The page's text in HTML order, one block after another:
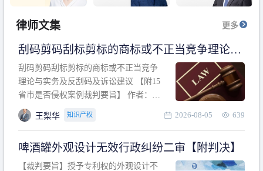
房产纠纷
律师文集 更多
刮码剪码刮标剪标的商标或不正当竞争理论与
实务及反刮码及诉讼建议 【附15省市是否侵权
案例裁判要旨】
刮码剪码刮标剪标的商标或不正当竞争
理论与实务及反刮码及诉讼建议 【附15
省市是否侵权案例裁判要旨】 作者：浙
江杭知桥律师事务所 王梨华 周靖超 【导
读】 第一部分：刮码剪码刮标剪标的商
诉讼建议 第二部分：15省市是否侵权案
例的裁判要旨 目录 第一部分、刮码剪码
王梨华 知识产权 2026-08-05 639
啤酒罐外观设计无效行政纠纷二审【附判决】
【裁判要旨】授予专利权的外观设计不